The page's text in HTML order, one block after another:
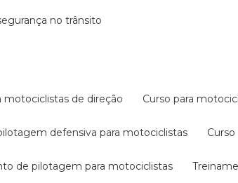
no trânsito
motociclistas de direção curso para
defensiva para motociclistas
de pilotagem para motociclistas